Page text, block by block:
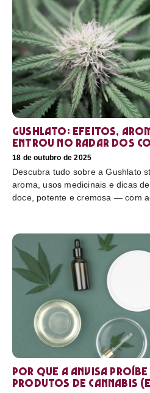
Gushlato: efeitos,
entrou no radar dos
18 de outubro de 2025
Descubra tudo sobre a Gushlato
aroma, usos medicinais e dicas
doce, potente e cremosa — com
Por que a Anvisa proíbe
produtos de cannabis